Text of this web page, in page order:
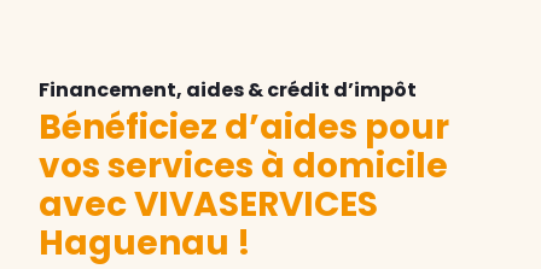
Financement, aides & crédit d’impôt
Bénéficiez d’aides pour
vos services à domicile
avec VIVASERVICES
Haguenau !